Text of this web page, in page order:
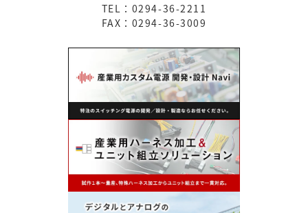
TEL：0294-36-2211
FAX：0294-36-3009